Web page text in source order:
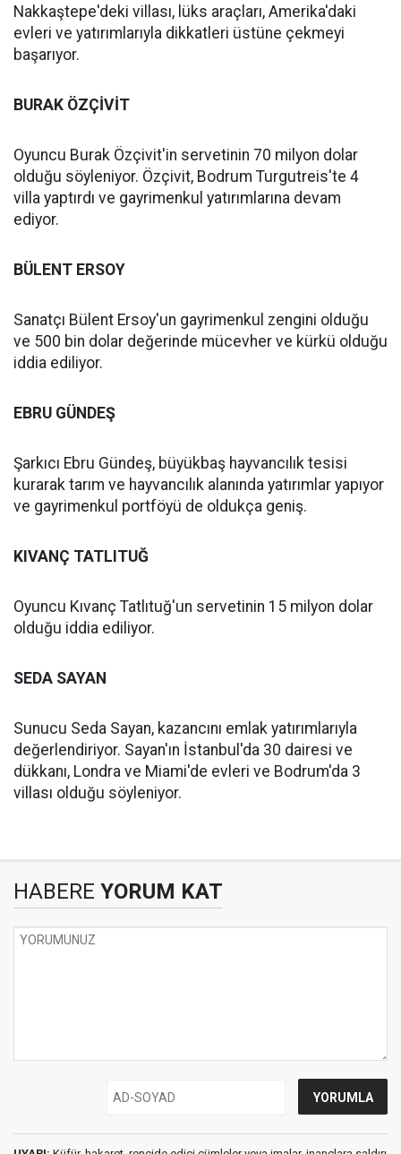
Nakkaştepe'deki villası, lüks araçları, Amerika'daki
evleri ve yatırımlarıyla dikkatleri üstüne çekmeyi
başarıyor.
BURAK ÖZÇİVİT
Oyuncu Burak Özçivit'in servetinin 70 milyon dolar
olduğu söyleniyor. Özçivit, Bodrum Turgutreis'te 4
villa yaptırdı ve gayrimenkul yatırımlarına devam
ediyor.
BÜLENT ERSOY
Sanatçı Bülent Ersoy'un gayrimenkul zengini olduğu
ve 500 bin dolar değerinde mücevher ve kürkü olduğu
iddia ediliyor.
EBRU GÜNDEŞ
Şarkıcı Ebru Gündeş, büyükbaş hayvancılık tesisi
kurarak tarım ve hayvancılık alanında yatırımlar yapıyor
ve gayrimenkul portföyü de oldukça geniş.
KIVANÇ TATLITUĞ
Oyuncu Kıvanç Tatlıtuğ'un servetinin 15 milyon dolar
olduğu iddia ediliyor.
SEDA SAYAN
Sunucu Seda Sayan, kazancını emlak yatırımlarıyla
değerlendiriyor. Sayan'ın İstanbul'da 30 dairesi ve
dükkanı, Londra ve Miami'de evleri ve Bodrum'da 3
villası olduğu söyleniyor.
HABERE YORUM KAT